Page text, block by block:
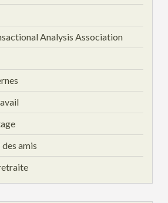
Analysis Association
amis